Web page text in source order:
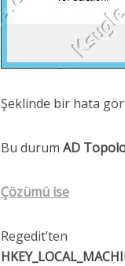
Şeklinde bir hata
Bu durum AD
Çözümü ise
Regedit’ten